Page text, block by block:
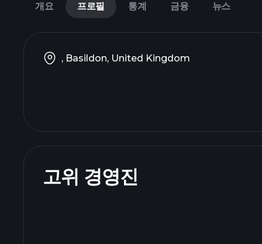
개요 프로필 통계 금융 뉴스
, Basildon, United Kingdom
고위 경영진